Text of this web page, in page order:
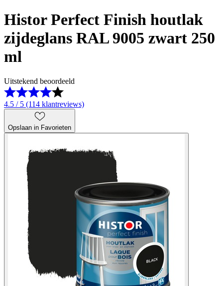
Histor Perfect Finish houtlak
zijdeglans RAL 9005 zwart 250
ml
Uitstekend beoordeeld
4.5 / 5 (114 klantreviews)
Opslaan in Favorieten